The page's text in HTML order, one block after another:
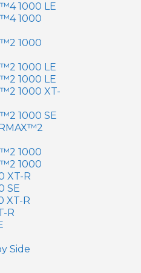
1000 LE
1000
1000
1000 LE
1000 LE
1000 XT-
1000 SE
1000
1000
XT-R
SE
XT-R
R
Side